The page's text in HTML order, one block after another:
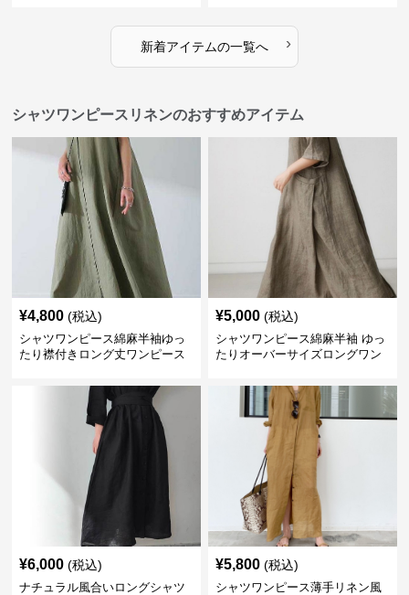
新着アイテムの一覧へ ›
シャツワンピースリネンのおすすめアイテム
¥4,800 (税込)
シャツワンピース綿麻半袖ゆっ
たり襟付きロング丈ワンピース
¥5,000 (税込)
シャツワンピース綿麻半袖 ゆっ
たりオーバーサイズロングワン
¥6,000 (税込)
ナチュラル風合いロングシャツ
¥5,800 (税込)
シャツワンピース薄手リネン風